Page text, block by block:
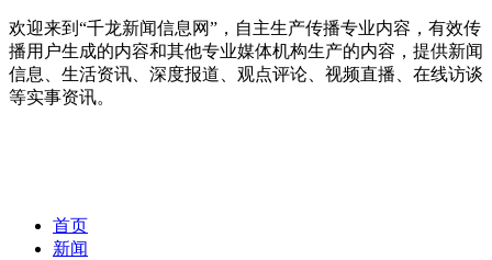
欢迎来到“千龙新闻信息网”，自主生产传播专业内容，有效传
播用户生成的内容和其他专业媒体机构生产的内容，提供新闻
信息、生活资讯、深度报道、观点评论、视频直播、在线访谈
等实事资讯。
首页
新闻